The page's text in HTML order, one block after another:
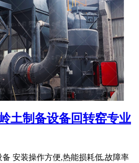
土制备设备回转窑专业
安装操作方便,热能损耗低,故障率